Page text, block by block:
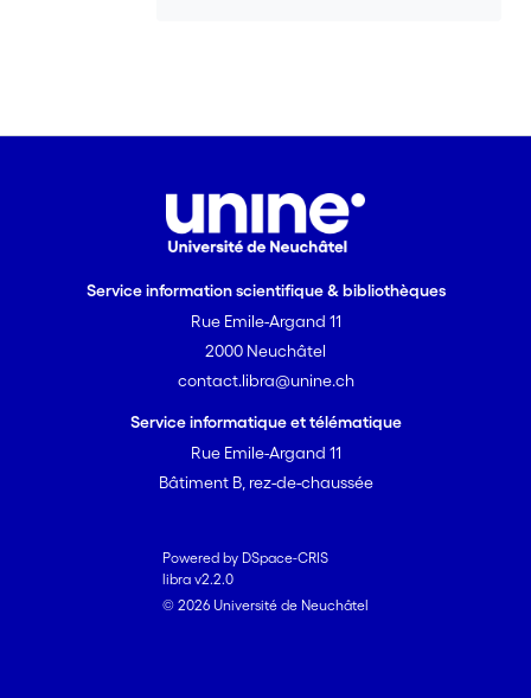
Service information scientifique & bibliothèques
Rue Emile-Argand 11
2000 Neuchâtel
contact.libra@unine.ch
Service informatique et télématique
Rue Emile-Argand 11
Bâtiment B, rez-de-chaussée
Powered by DSpace-CRIS
libra v2.2.0
© 2026 Université de Neuchâtel